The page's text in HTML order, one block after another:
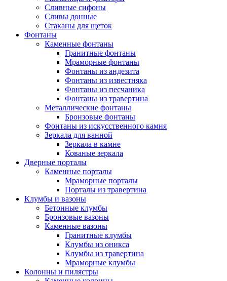
Сливные сифоны
Сливы донные
Стаканы для щеток
Фонтаны
Каменные фонтаны
Гранитные фонтаны
Мраморные фонтаны
Фонтаны из андезита
Фонтаны из известняка
Фонтаны из песчаника
Фонтаны из травертина
Металлические фонтаны
Бронзовые фонтаны
Фонтаны из искусственного камня
Зеркала для ванной
Зеркала в камне
Кованые зеркала
Дверные порталы
Каменные порталы
Мраморные порталы
Порталы из травертина
Клумбы и вазоны
Бетонные клумбы
Бронзовые вазоны
Каменные вазоны
Гранитные клумбы
Клумбы из оникса
Клумбы из травертина
Мраморные клумбы
Колонны и пилястры